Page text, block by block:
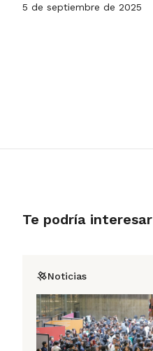
5 de septiembre de 2025
Te podría interesar
Noticias